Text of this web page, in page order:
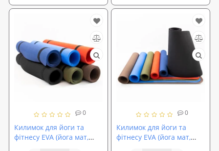
0
Килимок для йоги та
фітнесу EVA (йога мат,
0
Килимок для йоги та
фітнесу EVA (йога мат,